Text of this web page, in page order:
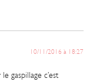
10/11/2016 à 18:27
gaspillage c’est